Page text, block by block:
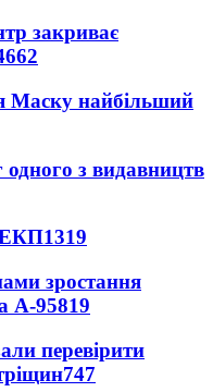
закриває
Маску найбільший
з видавництв
1319
зростання
А-95819
перевірити
747